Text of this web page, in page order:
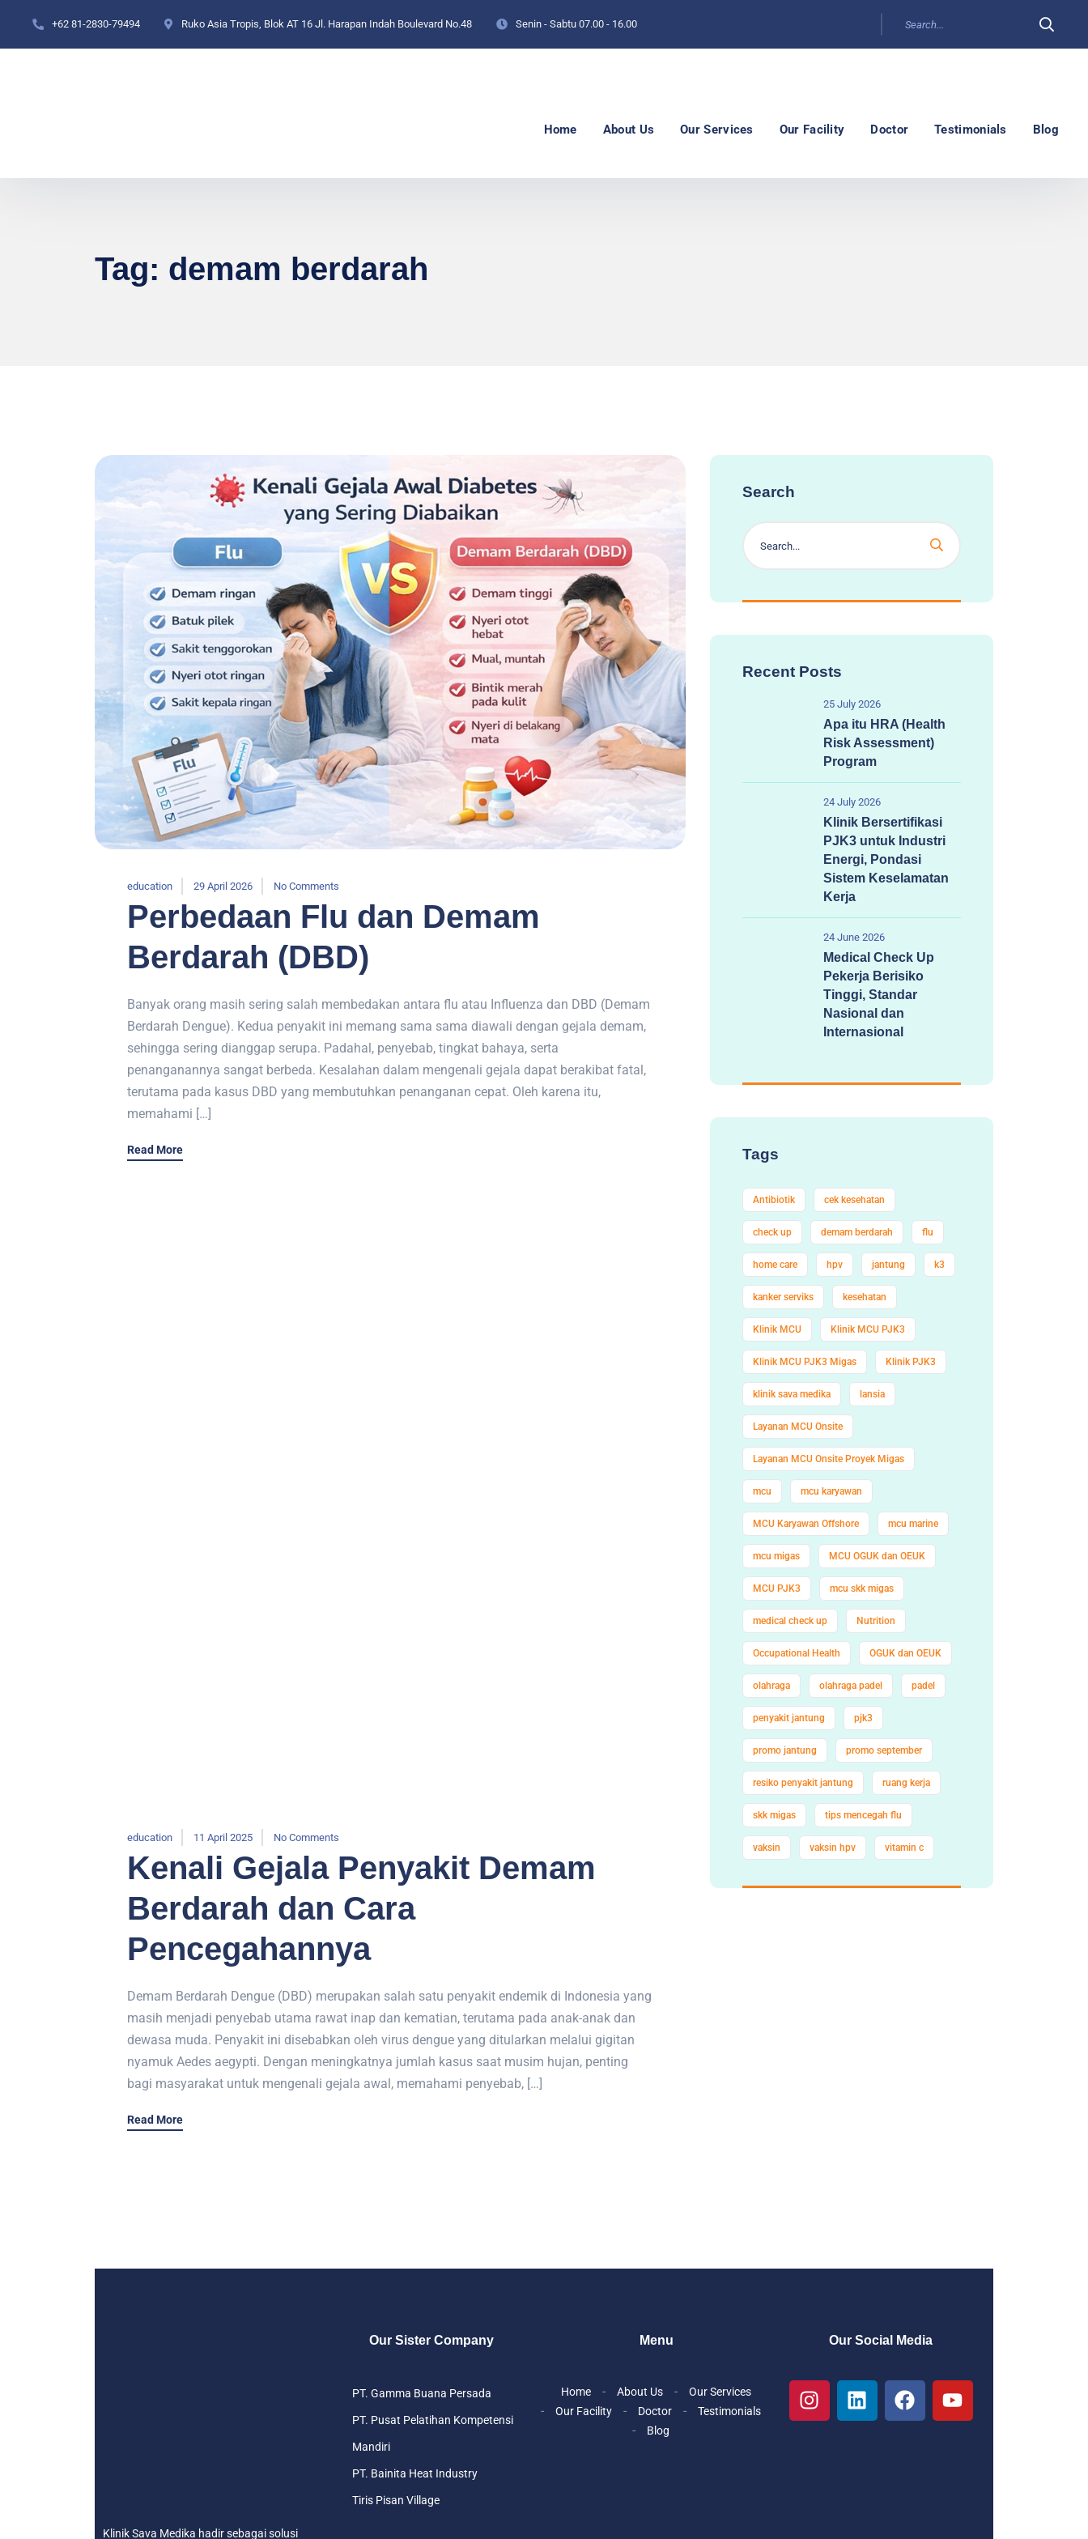
+62 81-2830-79494 Ruko Asia Tropis, Blok AT 16 Jl. Harapan Indah Boulevard No.48 Senin - Sabtu 07.00 - 16.00
Home About Us Our Services Our Facility Doctor Testimonials Blog
Tag: demam berdarah
education 29 April 2026 No Comments
Perbedaan Flu dan Demam
Berdarah (DBD)
Banyak orang masih sering salah membedakan antara flu atau Influenza dan DBD (Demam
Berdarah Dengue). Kedua penyakit ini memang sama sama diawali dengan gejala demam,
sehingga sering dianggap serupa. Padahal, penyebab, tingkat bahaya, serta
penanganannya sangat berbeda. Kesalahan dalam mengenali gejala dapat berakibat fatal,
terutama pada kasus DBD yang membutuhkan penanganan cepat. Oleh karena itu,
memahami […]
Read More
education 11 April 2025 No Comments
Kenali Gejala Penyakit Demam
Berdarah dan Cara
Pencegahannya
Demam Berdarah Dengue (DBD) merupakan salah satu penyakit endemik di Indonesia yang
masih menjadi penyebab utama rawat inap dan kematian, terutama pada anak-anak dan
dewasa muda. Penyakit ini disebabkan oleh virus dengue yang ditularkan melalui gigitan
nyamuk Aedes aegypti. Dengan meningkatnya jumlah kasus saat musim hujan, penting
bagi masyarakat untuk mengenali gejala awal, memahami penyebab, […]
Read More
Search
Recent Posts
25 July 2026
Apa itu HRA (Health
Risk Assessment)
Program
24 July 2026
Klinik Bersertifikasi
PJK3 untuk Industri
Energi, Pondasi
Sistem Keselamatan
Kerja
24 June 2026
Medical Check Up
Pekerja Berisiko
Tinggi, Standar
Nasional dan
Internasional
Tags
Antibiotik cek kesehatan
check up demam berdarah flu
home care hpv jantung k3
kanker serviks kesehatan
Klinik MCU Klinik MCU PJK3
Klinik MCU PJK3 Migas Klinik PJK3
klinik sava medika lansia
Layanan MCU Onsite
Layanan MCU Onsite Proyek Migas
mcu mcu karyawan
MCU Karyawan Offshore mcu marine
mcu migas MCU OGUK dan OEUK
MCU PJK3 mcu skk migas
medical check up Nutrition
Occupational Health OGUK dan OEUK
olahraga olahraga padel padel
penyakit jantung pjk3
promo jantung promo september
resiko penyakit jantung ruang kerja
skk migas tips mencegah flu
vaksin vaksin hpv vitamin c
Klinik Sava Medika hadir sebagai solusi
Our Sister Company
PT. Gamma Buana Persada
PT. Pusat Pelatihan Kompetensi
Mandiri
PT. Bainita Heat Industry
Tiris Pisan Village
Menu
Home About Us
Our Services
Our Facility
Doctor
Testimonials
Blog
Our Social Media